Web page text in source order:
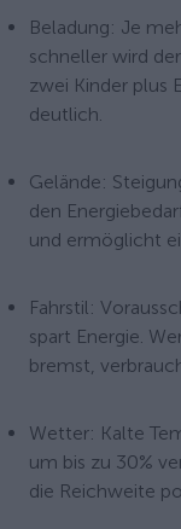
Beladung: Je
schneller wird
zwei Kinder plus
deutlich.
Gelände:
den
und ermöglicht
Fahrstil:
spart Energie.
bremst,
Wetter: Kalte
um bis zu 30%
die Reichweite